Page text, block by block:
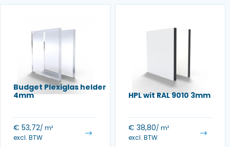
Budget Plexiglas helder
4mm
€ 53,72/ m²
excl. BTW
HPL wit RAL 9010 3mm
€ 38,80/ m²
excl. BTW